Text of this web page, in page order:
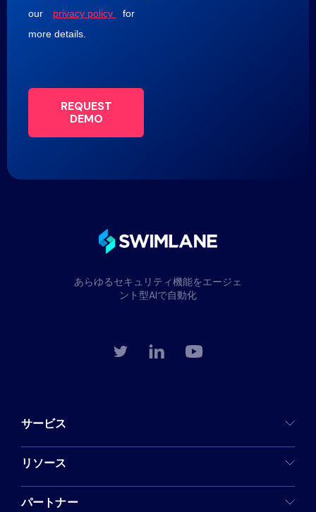
our
privacy policy
for
more details.
REQUEST
DEMO
あらゆるセキュリティ機能をエージェ
ント型AIで自動化
サービス
リソース
パートナー